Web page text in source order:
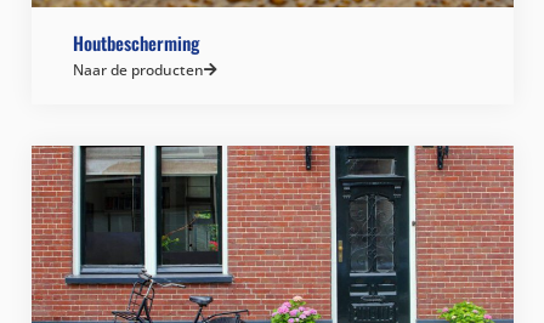
Houtbescherming
Naar de producten